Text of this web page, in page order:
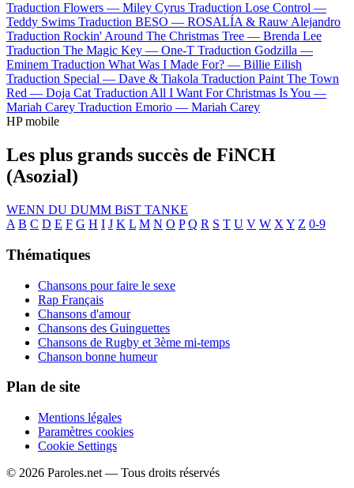
Traduction Flowers — Miley Cyrus Traduction Lose Control —
Teddy Swims Traduction BESO — ROSALÍA & Rauw Alejandro
Traduction Rockin' Around The Christmas Tree — Brenda Lee
Traduction The Magic Key — One-T Traduction Godzilla —
Eminem Traduction What Was I Made For? — Billie Eilish
Traduction Special — Dave & Tiakola Traduction Paint The Town
Red — Doja Cat Traduction All I Want For Christmas Is You —
Mariah Carey Traduction Emorio — Mariah Carey
HP mobile
Les plus grands succès de FiNCH
(Asozial)
WENN DU DUMM BiST TANKE
A B C D E F G H I J K L M N O P Q R S T U V W X Y Z 0-9
Thématiques
Chansons pour faire le sexe
Rap Français
Chansons d'amour
Chansons des Guinguettes
Chansons de Rugby et 3ème mi-temps
Chanson bonne humeur
Plan de site
Mentions légales
Paramètres cookies
Cookie Settings
© 2026 Paroles.net — Tous droits réservés